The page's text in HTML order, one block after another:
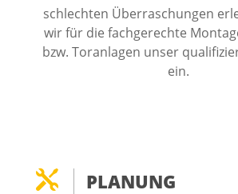
schlechten Überraschungen
wir für die fachgerechte
bzw. Toranlagen unser
ein.
 PLANUNG